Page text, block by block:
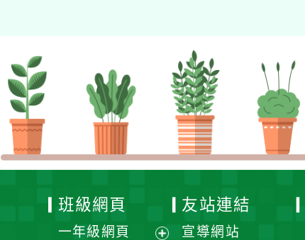
班級網頁
一年級網頁
友站連結
宣導網站